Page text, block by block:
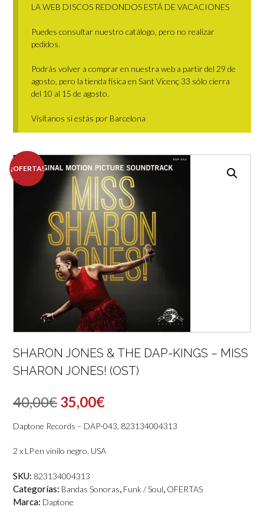
LA WEB DISCOS REDONDOS ESTÁ DE VACACIONES
Puedes consultar nuestro catálogo, pero no realizar
pedidos.
Podrás volver a comprar en nuestra web a partir del 29 de
agosto, pero la tienda física en Sant Vicenç 33 sólo cierra
del 10 al 15 de agosto.
Visítanos si estás por Barcelona
¡OFERTA!
SHARON JONES & THE DAP-KINGS – MISS
SHARON JONES! (OST)
40,00€ El
precio
40,00€.
35,00€El
precio
35,00€.
Daptone Records – DAP-043, 823134004313
2 x LP en vinilo negro, USA
SKU: 823134004313
Categorías: Bandas Sonoras, Funk / Soul, OFERTAS
Marca: Daptone